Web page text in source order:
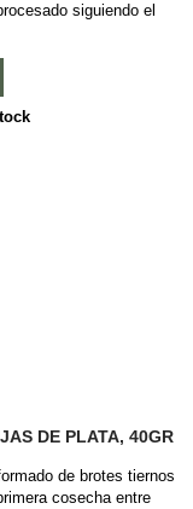
siguiendo el
produce en primavera
verde, el té blanco Anji
y el té verde y es
DE PLATA, 40GR
de brotes tiernos
cosecha entre